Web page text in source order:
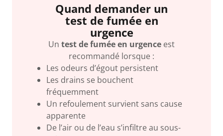
Quand demander un
test de fumée en
urgence
Un test de fumée en urgence est
recommandé lorsque :
Les odeurs d’égout persistent
Les drains se bouchent
fréquemment
Un refoulement survient sans cause
apparente
De l’air ou de l’eau s’infiltre au sous-